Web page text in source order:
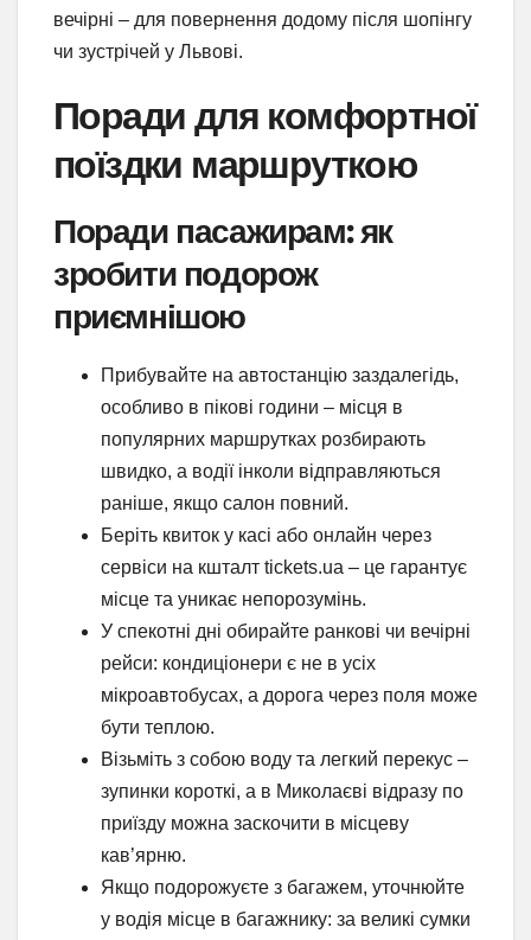
вечірні – для повернення додому після шопінгу
чи зустрічей у Львові.
Поради для комфортної
поїздки маршруткою
Поради пасажирам: як
зробити подорож
приємнішою
Прибувайте на автостанцію заздалегідь,
особливо в пікові години – місця в
популярних маршрутках розбирають
швидко, а водії інколи відправляються
раніше, якщо салон повний.
Беріть квиток у касі або онлайн через
сервіси на кшталт tickets.ua – це гарантує
місце та уникає непорозумінь.
У спекотні дні обирайте ранкові чи вечірні
рейси: кондиціонери є не в усіх
мікроавтобусах, а дорога через поля може
бути теплою.
Візьміть з собою воду та легкий перекус –
зупинки короткі, а в Миколаєві відразу по
приїзду можна заскочити в місцеву
кав’ярню.
Якщо подорожуєте з багажем, уточнюйте
у водія місце в багажнику: за великі сумки